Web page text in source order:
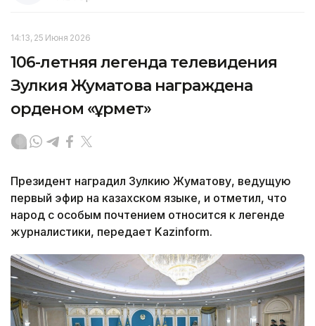
14:13, 25 Июня 2026
106-летняя легенда телевидения
Зулкия Жуматова награждена
орденом «Құрмет»
Президент наградил Зулкию Жуматову, ведущую
первый эфир на казахском языке, и отметил, что
народ с особым почтением относится к легенде
журналистики, передает Kazinform.